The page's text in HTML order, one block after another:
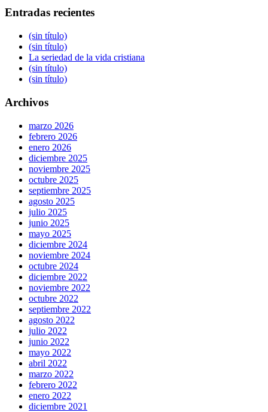
Entradas recientes
(sin título)
(sin título)
La seriedad de la vida cristiana
(sin título)
(sin título)
Archivos
marzo 2026
febrero 2026
enero 2026
diciembre 2025
noviembre 2025
octubre 2025
septiembre 2025
agosto 2025
julio 2025
junio 2025
mayo 2025
diciembre 2024
noviembre 2024
octubre 2024
diciembre 2022
noviembre 2022
octubre 2022
septiembre 2022
agosto 2022
julio 2022
junio 2022
mayo 2022
abril 2022
marzo 2022
febrero 2022
enero 2022
diciembre 2021